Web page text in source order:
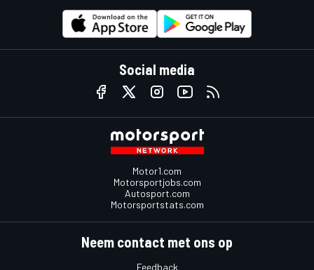
Social media
Motor1.com
Motorsportjobs.com
Autosport.com
Motorsportstats.com
Neem contact met ons op
Feedback